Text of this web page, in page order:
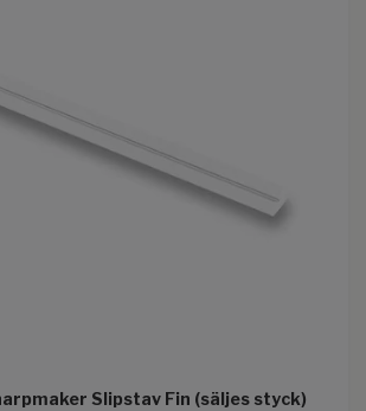
Slipstav Fin (säljes styck)